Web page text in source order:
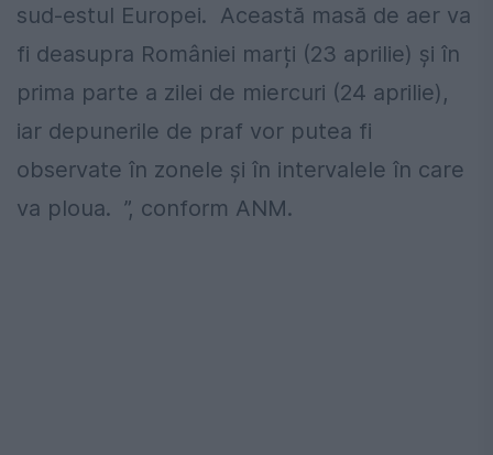
sud-estul Europei. Această masă de aer va
fi deasupra României marți (23 aprilie) și în
prima parte a zilei de miercuri (24 aprilie),
iar depunerile de praf vor putea fi
observate în zonele și în intervalele în care
va ploua. ”, conform ANM.